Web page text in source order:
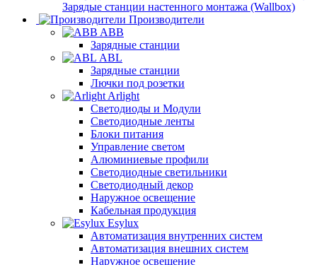
Зарядые станции настенного монтажа (Wallbox)
Производители
ABB
Зарядные станции
ABL
Зарядные станции
Лючки под розетки
Arlight
Светодиоды и Модули
Светодиодные ленты
Блоки питания
Управление светом
Алюминиевые профили
Светодиодные светильники
Светодиодный декор
Наружное освещение
Кабельная продукция
Esylux
Автоматизация внутренних систем
Автоматизация внешних систем
Наружное освещение